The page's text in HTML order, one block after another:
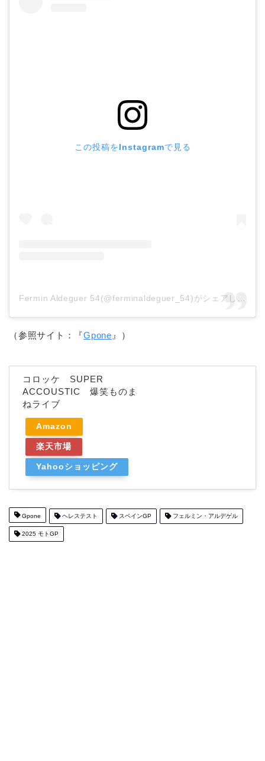
この投稿をInstagramで見る
（参照サイト：『Gpone 』）
コロッケ SUPER
ACCOUSTIC 爆笑ものま
ねライブ
Amazon
楽天市場
Yahooショッピング
Gpone ヘレステスト スペインGP フェルミン・アルデゲル
2025 モトGP